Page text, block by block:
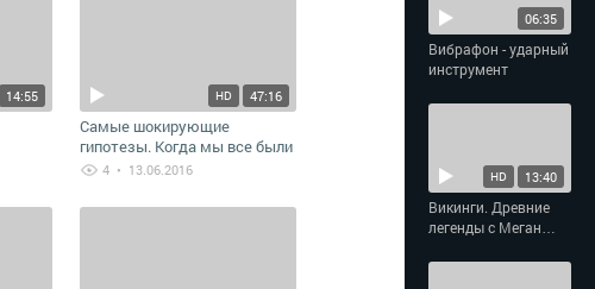
14:55 47:16
HD
Самые шокирующие
гипотезы. Когда мы все были
русскими
4 • 13.06.2016
06:35
Вибрафон - ударный
инструмент
13:40
HD
Викинги. Древние
легенды с Меган